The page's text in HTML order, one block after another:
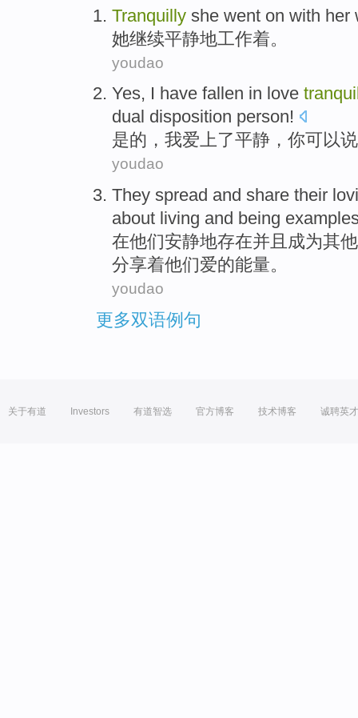
Tranquilly she went on with her
她继续平静地工作着。
youdao
Yes, I have fallen in love
dual disposition person!
是的 ， 我爱上了平静 ， 你可以说
youdao
They spread and share their
about living and being
在他们安静地存在并且成为其
分享着他们爱的能量。
youdao
更多双语例句
关于有道 Investors 有道智选 官方博客 技术博客 诚聘英才